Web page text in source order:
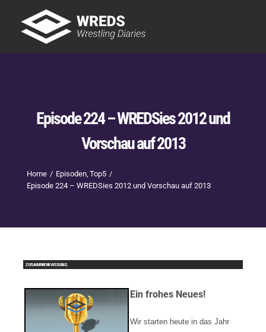
content
Episode 224 – WREDSies 2012 und
Vorschau auf 2013
Home Episoden Top5
Episode 224 – WREDSies 2012 und Vorschau auf 2013
Ein frohes Neues!
Wir starten heute in das Jahr